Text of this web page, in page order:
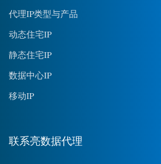
代理IP类型与产品
动态住宅IP
静态住宅IP
数据中心IP
移动IP
联系亮数据代理